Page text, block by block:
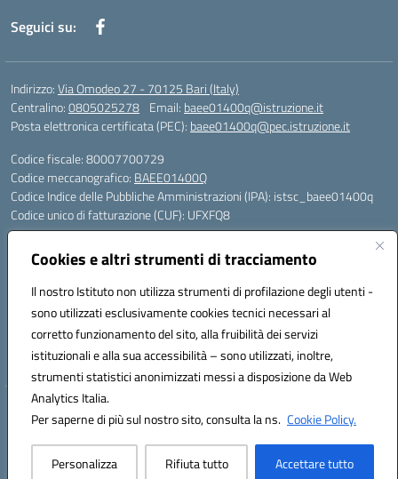
Cookies e altri strumenti di tracciamento
Il nostro Istituto non utilizza strumenti di profilazione degli utenti -
sono utilizzati esclusivamente cookies tecnici necessari al
corretto funzionamento del sito, alla fruibilità dei servizi
istituzionali e alla sua accessibilità – sono utilizzati, inoltre,
strumenti statistici anonimizzati messi a disposizione da Web
Analytics Italia.
Per saperne di più sul nostro sito, consulta la ns. Cookie Policy.
Personalizza Rifiuta tutto Accettare tutto
Seguici su:
Indirizzo:Via Omodeo 27 - 70125 Bari (Italy)
Centralino:0805025278 Email: baee01400q@istruzione.it
Posta elettronica certificata (PEC): baee01400q@pec.istruzione.it
Codice fiscale: 80007700729
Codice meccanografico: BAEE01400Q
Codice Indice delle Pubbliche Amministrazioni (IPA): istsc_baee01400q
Codice unico di fatturazione (CUF): UFXFQ8
BAEE01401R - Plesso Iqbal - scuola primaria - via Omodeo 27 - tel. 080.
5025278
BAEE01404 X - Plesso Gandhi - scuola primaria - via Celso Ulpiani 1 -
tel. 080.5569487
BAAA01402L - Plesso DonTonino Bello - scuola dell'infanzia - via Celso
Ulpiani 1 - tel. 080.5569487
Hosting & Powered by 3D Solution S.r.l.
Concept & Design by Designers Italia